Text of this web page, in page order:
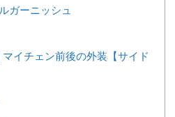
ガーニッシュ
イチェン前後の外装【サイド